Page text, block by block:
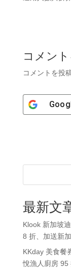
コメン
コメントを投
最新文
Klook 新加坡
8 折、加送新
KKday 美食餐
悅漁人廚房 95